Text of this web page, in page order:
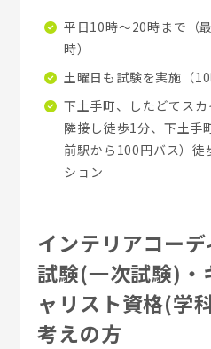
平日10時～20時まで（
時）
土曜日も試験を実施（10
下土手町、したどてス
隣接し徒歩1分、下土手
前駅から100円バス）徒
ション
インテリアコー
試験(一次試験)・
ャリスト資格(学
考えの方